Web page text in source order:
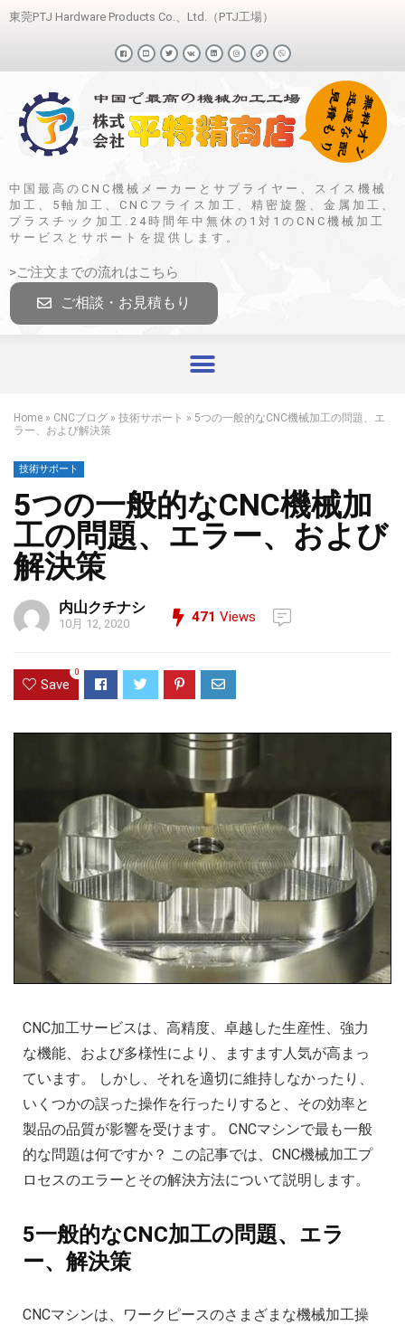
東莞PTJ Hardware Products Co.、Ltd.（PTJ工場）
中国最高のCNC機械メーカーとサプライヤー、スイス機械
加工、5軸加工、CNCフライス加工、精密旋盤、金属加工、
プラスチック加工.24時間年中無休の1対1のCNC機械加工
サービスとサポートを提供します。
>ご注文までの流れはこちら
ご相談・お見積もり
Home » CNCブログ » 技術サポート » 5つの一般的なCNC機械加工の問題、エ
ラー、および解決策
技術サポート
5つの一般的なCNC機械加
工の問題、エラー、および
解決策
内山クチナシ
10月 12, 2020 471 Views
Save
0
CNC加工サービスは、高精度、卓越した生産性、強力
な機能、および多様性により、ますます人気が高まっ
ています。 しかし、それを適切に維持しなかったり、
いくつかの誤った操作を行ったりすると、その効率と
製品の品質が影響を受けます。 CNCマシンで最も一般
的な問題は何ですか？ この記事では、CNC機械加工プ
ロセスのエラーとその解決方法について説明します。
5一般的なCNC加工の問題、エラ
ー、解決策
CNCマシンは、ワークピースのさまざまな機械加工操